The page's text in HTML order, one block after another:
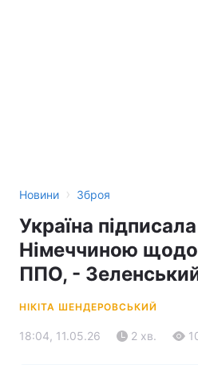
Новини › Зброя
Україна
Німеччиною щодо
ППО, -
НІКІТА ШЕНДЕРОВСЬКИЙ
18:04, 11.05.26 2 хв.